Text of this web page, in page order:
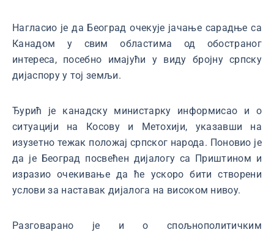
Нагласио је да Београд очекује јачање сарадње са
Канадом у свим областима од обостраног
интереса, посебно имајући у виду бројну српску
дијаспору у тој земљи.
Ђурић је канадску министарку информисао и о
ситуацији на Косову и Метохији, указавши на
изузетно тежак положај српског народа. Поновио је
да је Београд посвећен дијалогу са Приштином и
изразио очекивање да ће ускоро бити створени
услови за наставак дијалога на високом нивоу.
Разговарано је и о спољнополитичким